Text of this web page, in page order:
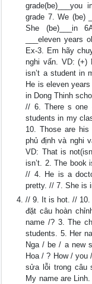
grade(be)___you
grade 7. We (be)
She (be)___in
___eleven
Ex-3. Em hãy
nghi vấn. VD: (+)
isn’t a student in
He is eleven
in Dong Thinh
// 6. There s one
students in my
10. Those are
phủ định và nghi
VD: That is
isn’t. 2. The book
// 4. He is a
pretty. // 7. She is
// 9. It is hot. //
đặt câu hoàn
name /? 3. The
students. 5. Her
Nga / be / a new
Hoa / ? How /
sửa lỗi trong câu
My name are